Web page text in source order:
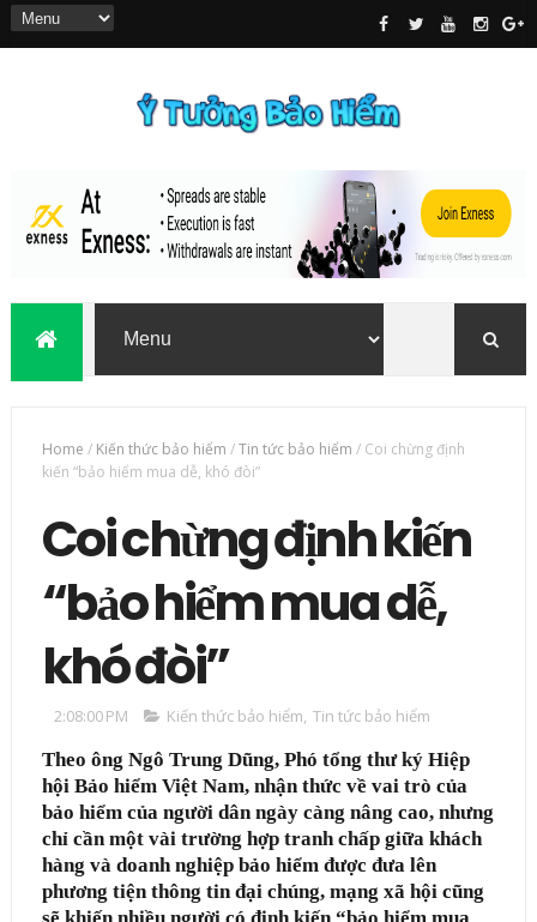
Home / Kiến thức bảo hiểm /Tin tức bảo hiểm / Coi chừng định
kiến “bảo hiểm mua dễ, khó đòi”
Coi chừng định kiến
“bảo hiểm mua dễ,
khó đòi”
2:08:00 PM Kiến thức bảo hiểm, Tin tức bảo hiểm
Theo ông Ngô Trung Dũng, Phó tổng thư ký Hiệp
hội Bảo hiểm Việt Nam, nhận thức về vai trò của
bảo hiểm của người dân ngày càng nâng cao, nhưng
chỉ cần một vài trường hợp tranh chấp giữa khách
hàng và doanh nghiệp bảo hiểm được đưa lên
phương tiện thông tin đại chúng, mạng xã hội cũng